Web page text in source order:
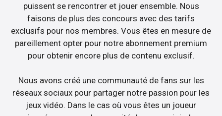
puissent se rencontrer et jouer ensemble. Nous
faisons de plus des concours avec des tarifs
exclusifs pour nos membres. Vous êtes en mesure de
pareillement opter pour notre abonnement premium
pour obtenir encore plus de contenu exclusif.
Nous avons créé une communauté de fans sur les
réseaux sociaux pour partager notre passion pour les
jeux vidéo. Dans le cas où vous êtes un joueur